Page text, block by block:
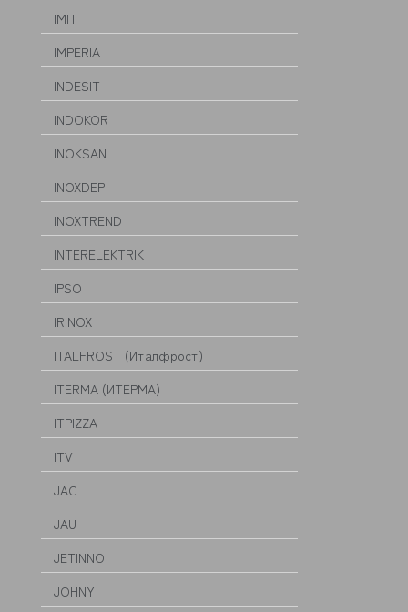
IMIT
IMPERIA
INDESIT
INDOKOR
INOKSAN
INOXDEP
INOXTREND
INTERELEKTRIK
IPSO
IRINOX
ITALFROST (Италфрост)
ITERMA (ИТЕРМА)
ITPIZZA
ITV
JAC
JAU
JETINNO
JOHNY